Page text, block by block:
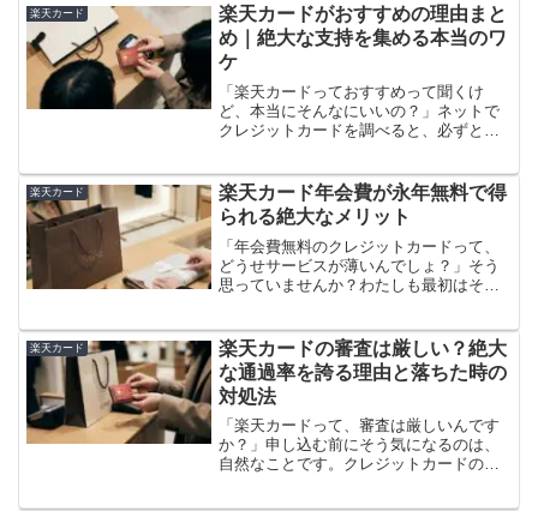
楽天カード
楽天カードがおすすめの理由まと
め｜絶大な支持を集める本当のワ
ケ
「楽天カードっておすすめって聞くけ
ど、本当にそんなにいいの？」ネットで
クレジットカードを調べると、必ずとい
もよく使われているクレジットカードの
ひとつです。でも「み...
楽天カード
楽天カード年会費が永年無料で得
られる絶大なメリット
「年会費無料のクレジットカードって、
どうせサービスが薄いんでしょ？」そう
思っていませんか？わたしも最初はそう
れました。年会費が永年無料なのに、有
料カード並みのサービスが...
楽天カード
楽天カードの審査は厳しい？絶大
な通過率を誇る理由と落ちた時の
対処法
「楽天カードって、審査は厳しいんです
か？」申し込む前にそう気になるのは、
自然なことです。クレジットカードの審